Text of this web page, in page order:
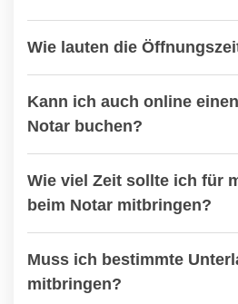
Wie lauten die
Kann ich auch online
Notar buchen?
Wie viel Zeit sollte ich für
beim Notar mitbringen?
Muss ich bestimmte
mitbringen?